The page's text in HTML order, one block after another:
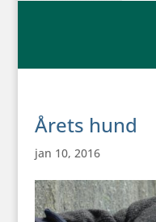
Årets hund
jan 10, 2016